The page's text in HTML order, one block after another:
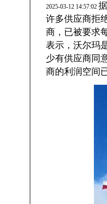
2025-03-12 14:57:02
许多供应商拒
商，已被要求
表示，沃尔玛
少有供应商同
商的利润空间